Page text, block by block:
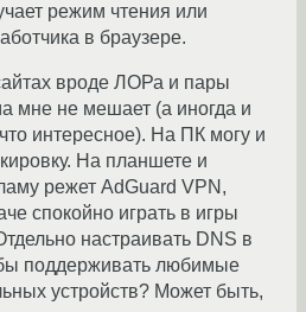
режим чтения или
в браузере.
вроде ЛОРа и пары
мне не мешает (а иногда и
интересное). На ПК могу и
На планшете и
режет AdGuard VPN,
спокойно играть в игры
настраивать DNS в
поддерживать любимые
устройств? Может быть,